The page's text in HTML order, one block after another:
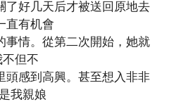
了好几天后才被送回原地去
直有机會
事情。從第二次開始，她就
不但不
頭感到高興。甚至想入非非
我親娘